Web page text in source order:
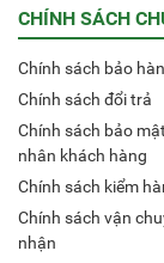
CHÍNH SÁCH
Chính sách bảo
Chính sách đổi trả
Chính sách bảo
nhân khách hàng
Chính sách kiểm
Chính sách vận
nhận